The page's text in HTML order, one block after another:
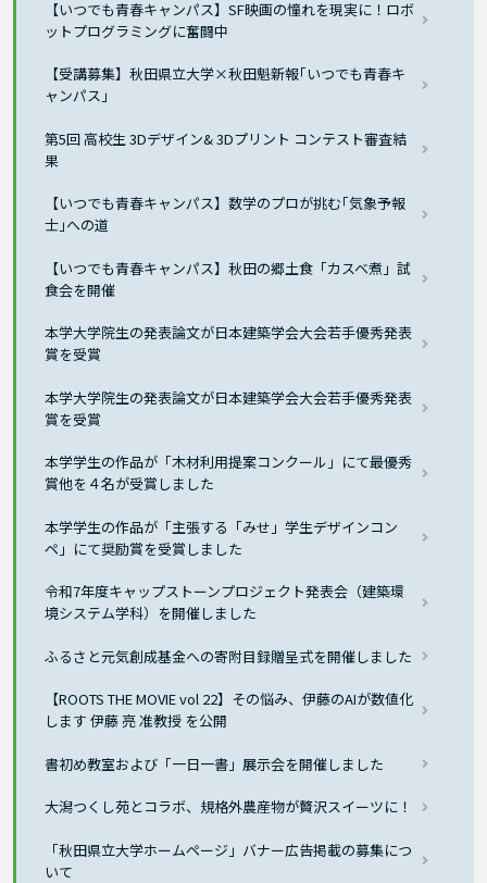
【いつでも青春キャンパス】SF映画の憧れを現実に！ロボ
ットプログラミングに奮闘中
【受講募集】秋田県立大学×秋田魁新報｢いつでも青春キ
ャンパス｣
第5回 高校生 3Dデザイン& 3Dプリント コンテスト審査結
果
【いつでも青春キャンパス】数学のプロが挑む｢気象予報
士｣への道
【いつでも青春キャンパス】秋田の郷土食「カスベ煮」試
食会を開催
本学大学院生の発表論文が日本建築学会大会若手優秀発表
賞を受賞
本学大学院生の発表論文が日本建築学会大会若手優秀発表
賞を受賞
本学学生の作品が「木材利用提案コンクール」にて最優秀
賞他を４名が受賞しました
本学学生の作品が「主張する「みせ」学生デザインコン
ペ」にて奨励賞を受賞しました
令和7年度キャップストーンプロジェクト発表会（建築環
境システム学科）を開催しました
ふるさと元気創成基金への寄附目録贈呈式を開催しました
【ROOTS THE MOVIE vol 22】その悩み、伊藤のAIが数値化
します 伊藤 亮 准教授 を公開
書初め教室および「一日一書」展示会を開催しました
大潟つくし苑とコラボ、規格外農産物が贅沢スイーツに！
「秋田県立大学ホームページ」バナー広告掲載の募集につ
いて